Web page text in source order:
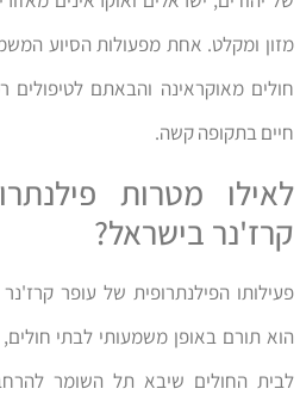
מזון ומקלט. אחת מפעולות הסיוע
חולים מאוקראינה והבאתם
חיים בתקופה קשה.
לאילו מטרות
קרז'נר בישראל?
פעילותו הפילנתרופית של עופר
לבית החולים שיבא תל השומר